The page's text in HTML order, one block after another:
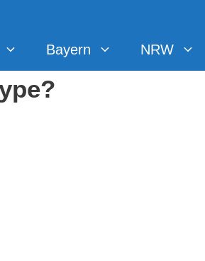
Bayern NRW